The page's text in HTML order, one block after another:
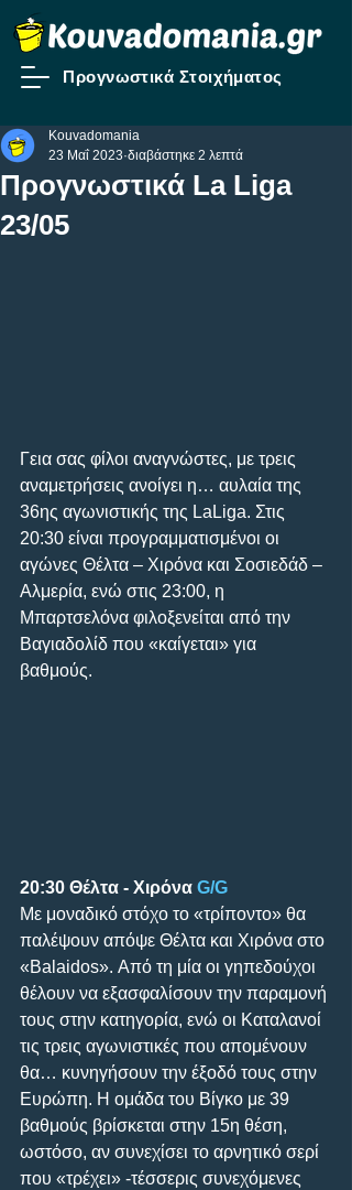
Προγνωστικά Στοιχήματος
Προγνωστικά La Liga
23/05
Kouvadomania
23 Μαΐ 2023 διαβάστηκε 2 λεπτά
Γεια σας φίλοι αναγνώστες, με τρεις
αναμετρήσεις ανοίγει η… αυλαία της
36ης αγωνιστικής της LaLiga. Στις
20:30 είναι προγραμματισμένοι οι
αγώνες Θέλτα – Χιρόνα και Σοσιεδάδ –
Αλμερία, ενώ στις 23:00, η
Μπαρτσελόνα φιλοξενείται από την
Βαγιαδολίδ που «καίγεται» για
βαθμούς.
20:30 Θέλτα - Χιρόνα G/G
Με μοναδικό στόχο το «τρίποντο» θα
παλέψουν απόψε Θέλτα και Χιρόνα στο
«Balaidos». Από τη μία οι γηπεδούχοι
θέλουν να εξασφαλίσουν την παραμονή
τους στην κατηγορία, ενώ οι Καταλανοί
τις τρεις αγωνιστικές που απομένουν
θα… κυνηγήσουν την έξοδό τους στην
Ευρώπη. Η ομάδα του Βίγκο με 39
βαθμούς βρίσκεται στην 15η θέση,
ωστόσο, αν συνεχίσει το αρνητικό σερί
που «τρέχει» -τέσσερις συνεχόμενες